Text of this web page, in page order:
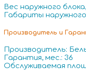
Вес наружного блока,
Габариты
Производитель и
Производитель:
Гарантия, мес.: 36
Обслуживаемая